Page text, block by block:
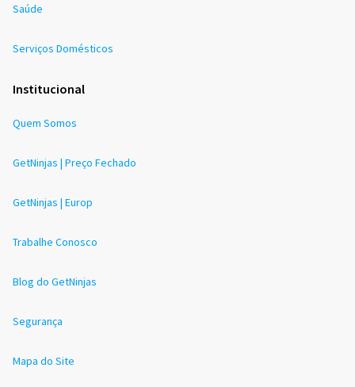
Saúde
Serviços Domésticos
Institucional
Quem Somos
GetNinjas | Preço Fechado
GetNinjas | Europ
Trabalhe Conosco
Blog do GetNinjas
Segurança
Mapa do Site